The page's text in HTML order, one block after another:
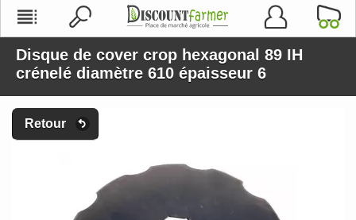
Disque de cover crop hexagonal 89 IH
crénelé diamètre 610 épaisseur 6
Retour